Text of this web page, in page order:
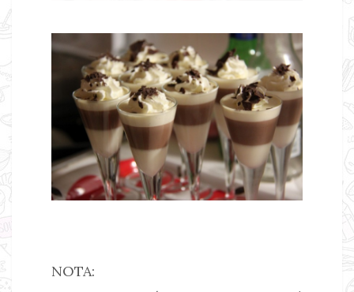
NOTA: